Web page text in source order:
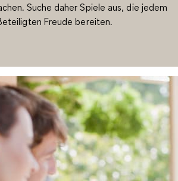
Suche daher Spiele aus, die jedem
Freude bereiten.